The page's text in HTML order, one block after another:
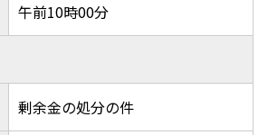
午前10時00分
剰余金の処分の件